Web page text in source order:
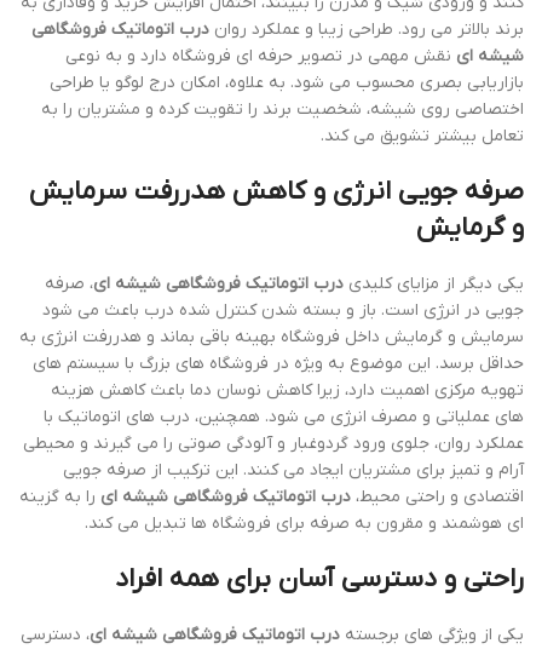
برند بالاتر می رود. طراحی زیبا و عملکرد روان درب اتوماتیک فروشگاهی
شیشه ای نقش مهمی در تصویر حرفه ای فروشگاه دارد و به نوعی
بازاریابی بصری محسوب می شود. به علاوه، امکان درج لوگو یا طراحی
اختصاصی روی شیشه، شخصیت برند را تقویت کرده و مشتریان را به
تعامل بیشتر تشویق می کند.
صرفه جویی انرژی و کاهش هدررفت سرمایش
و گرمایش
یکی دیگر از مزایای کلیدی درب اتوماتیک فروشگاهی شیشه ای، صرفه
جویی در انرژی است. باز و بسته شدن کنترل شده درب باعث می شود
سرمایش و گرمایش داخل فروشگاه بهینه باقی بماند و هدررفت انرژی به
حداقل برسد. این موضوع به ویژه در فروشگاه های بزرگ با سیستم های
تهویه مرکزی اهمیت دارد، زیرا کاهش نوسان دما باعث کاهش هزینه
های عملیاتی و مصرف انرژی می شود. همچنین، درب های اتوماتیک با
عملکرد روان، جلوی ورود گردوغبار و آلودگی صوتی را می گیرند و محیطی
آرام و تمیز برای مشتریان ایجاد می کنند. این ترکیب از صرفه جویی
اقتصادی و راحتی محیط، درب اتوماتیک فروشگاهی شیشه ای را به گزینه
ای هوشمند و مقرون به صرفه برای فروشگاه ها تبدیل می کند.
راحتی و دسترسی آسان برای همه افراد
یکی از ویژگی های برجسته درب اتوماتیک فروشگاهی شیشه ای، دسترسی